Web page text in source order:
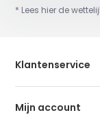
* Lees hier de
Klantenservice
Mijn account